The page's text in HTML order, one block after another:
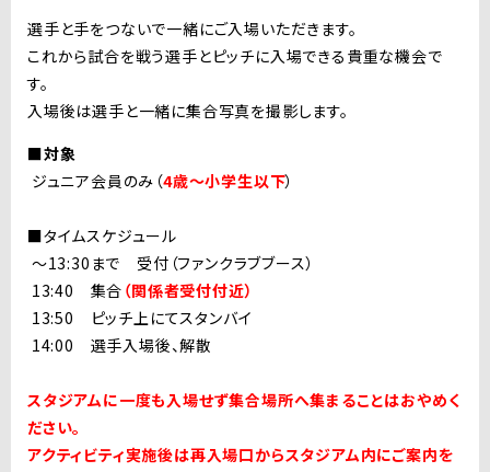
選手と手をつないで一緒にご入場いただきます。
これから試合を戦う選手とピッチに入場できる貴重な機会で
す。
入場後は選手と一緒に集合写真を撮影します。
■対象
ジュニア会員のみ（4歳〜小学生以下）
■タイムスケジュール
〜13:30まで 受付（ファンクラブブース）
13:40 集合 （関係者受付付近）
13:50 ピッチ上にてスタンバイ
14:00 選手入場後、解散
スタジアムに一度も入場せず集合場所へ集まることはおやめく
ださい。
アクティビティ実施後は再入場口からスタジアム内にご案内を